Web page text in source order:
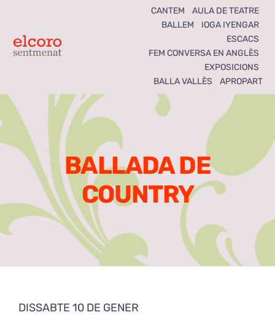
content
Toggle
Notícies
Seccions
El Coro som tots
Activitats
Exposicions
CANTEM
AULA DE TEATRE
BALLEM
IOGA IYENGAR
ESCACS
FEM CONVERSA EN ANGLÈS
EXPOSICIONS
BALLA VALLÈS
APROPART
BALLADA DE
COUNTRY
DISSABTE 10 DE GENER